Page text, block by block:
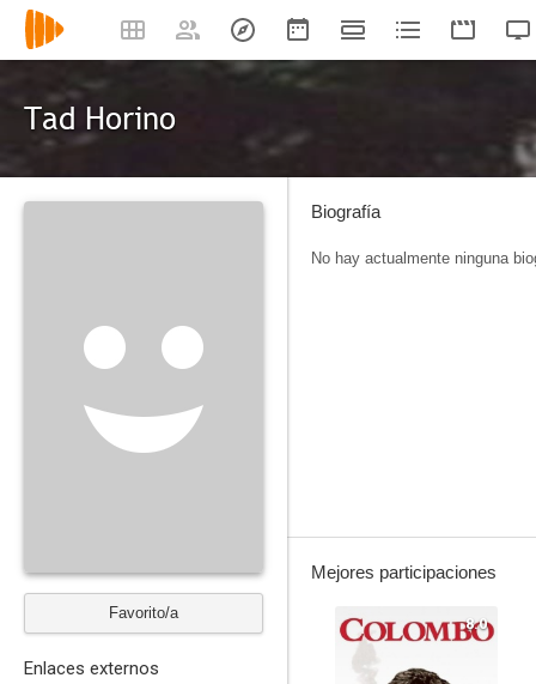
Tad Horino
Favorito/a
Enlaces externos
Biografía
No hay actualmente ninguna
Mejores participaciones
8.0